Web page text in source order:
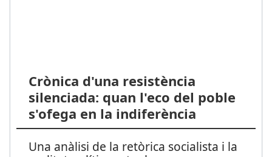
Crònica d'una resistència
silenciada: quan l'eco del poble
s'ofega en la indiferència
Una anàlisi de la retòrica socialista i la